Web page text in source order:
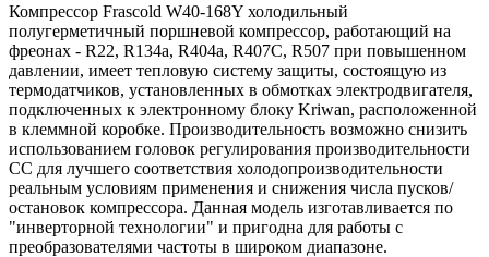
Компрессор Frascold W40-168Y холодильный
полугерметичный поршневой компрессор, работающий на
фреонах - R22, R134a, R404a, R407C, R507 при повышенном
давлении, имеет тепловую систему защиты, состоящую из
термодатчиков, установленных в обмотках электродвигателя,
подключенных к электронному блоку Kriwan, расположенной
в клеммной коробке. Производительность возможно снизить
использованием головок регулирования производительности
CC для лучшего соответствия холодопроизводительности
реальным условиям применения и снижения числа пусков/
остановок компрессора. Данная модель изготавливается по
"инверторной технологии" и пригодна для работы с
преобразователями частоты в широком диапазоне.